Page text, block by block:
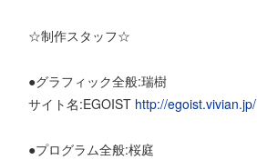
☆制作スタッフ☆
●グラフィック全般:瑞樹
サイト名:EGOIST http://egoist.vivian.jp/
●プログラム全般:桜庭